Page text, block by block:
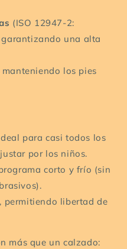
(ISO 12947-2:
una alta
manteniendo los pies
para casi todos los
por los niños.
corto y frío (sin
, permitiendo libertad de
más que un calzado: